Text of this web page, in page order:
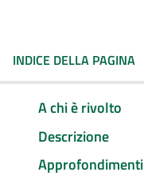
INDICE DELLA PAGINA
A chi è rivolto
Descrizione
Approfondimenti